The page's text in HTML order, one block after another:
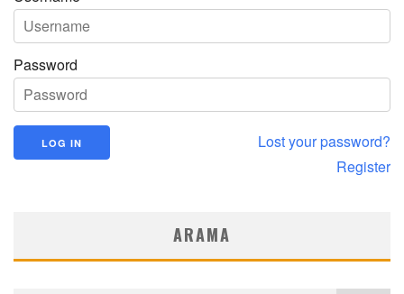
Password
Lost your password?
Register
ARAMA